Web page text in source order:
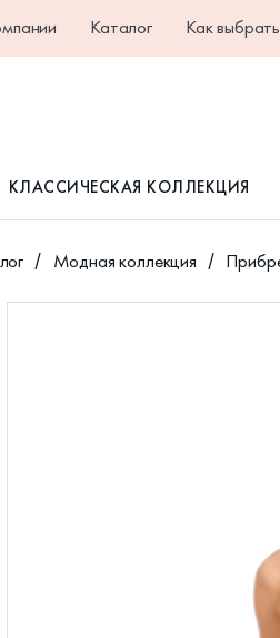
Каталог Как выбрать
КЛАССИЧЕСКАЯ КОЛЛЕКЦИЯ
Модная коллекция